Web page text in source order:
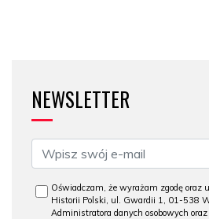
NEWSLETTER
Oświadczam, że wyrażam zgodę oraz
Historii Polski, ul. Gwardii 1, 01-538
Administratora danych osobowych